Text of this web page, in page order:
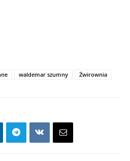
waldemar szumny Żwirownia